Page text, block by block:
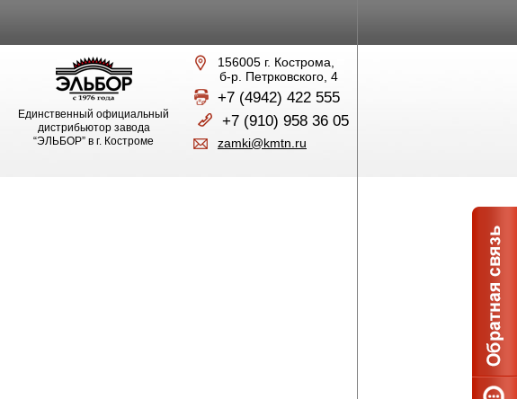
Единственный официальный
дистрибьютор завода
“ЭЛЬБОР” в г. Костроме
156005 г. Кострома,
б-р. Петрковского, 4
+7 (4942) 422 555
+7 (910) 958 36 05
zamki@kmtn.ru